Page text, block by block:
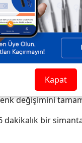
Rezin Simandır.
simante
seçimdir.
jel fazında frezsiz
değişimini
dakikalık bir
Kapat